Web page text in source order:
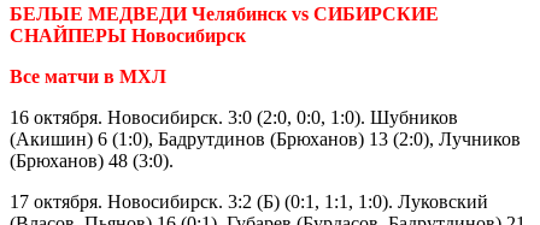
БЕЛЫЕ МЕДВЕДИ Челябинск vs СИБИРСКИЕ
СНАЙПЕРЫ Новосибирск
Все матчи в МХЛ
16 октября. Новосибирск. 3:0 (2:0, 0:0, 1:0). Шубников
(Акишин) 6 (1:0), Бадрутдинов (Брюханов) 13 (2:0), Лучников
(Брюханов) 48 (3:0).
17 октября. Новосибирск. 3:2 (Б) (0:1, 1:1, 1:0). Луковский